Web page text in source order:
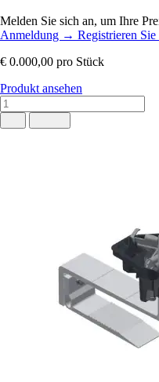
Melden Sie sich an, um Ihre
Anmeldung → Registrieren Sie
€ 0.000,00 pro Stück
Produkt ansehen